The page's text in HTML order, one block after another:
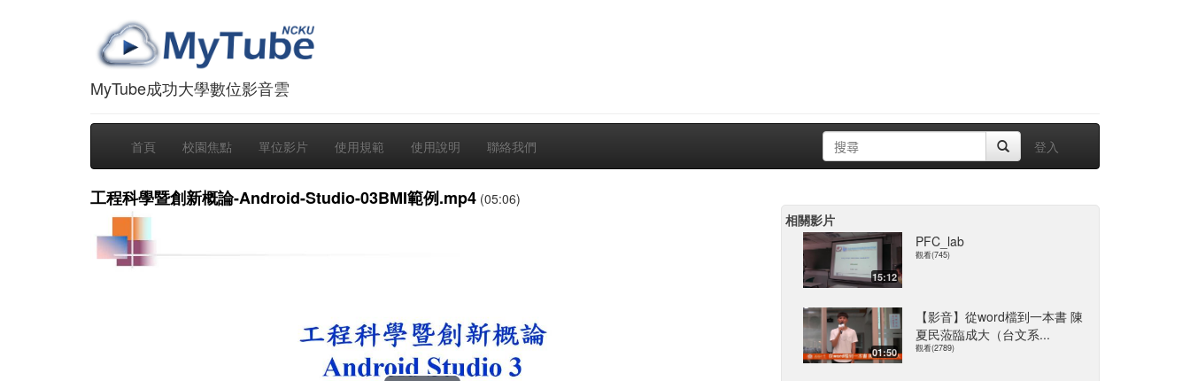
MyTube成功大學數位影音雲
首頁 校園焦點 單位影片 使用規範 使用說明 聯絡我們 登入
工程科學暨創新概論-Android-Studio-03BMI範例.mp4 (05:06)
相關影片
15:12
PFC_lab
觀看(745)
01:50
【影音】從word檔到一本書 陳
夏民蒞臨成大（台文系...
觀看(2789)